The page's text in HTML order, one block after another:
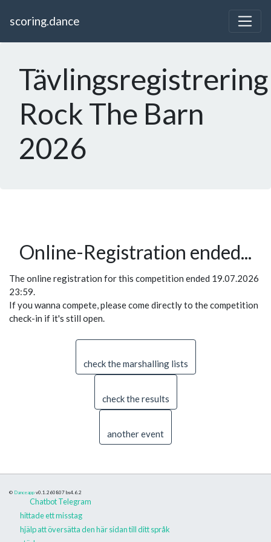
scoring.dance
Tävlingsregistrering
Rock The Barn
2026
Online-Registration ended...
The online registration for this competition ended 19.07.2026
23:59.
If you wanna compete, please come directly to the competition
check-in if it's still open.
check the marshalling lists
check the results
another event
© Danceapp v0.1.260807 bs4.6.2
Chatbot Telegram
hittade ett misstag
hjälp att översätta den här sidan till ditt språk